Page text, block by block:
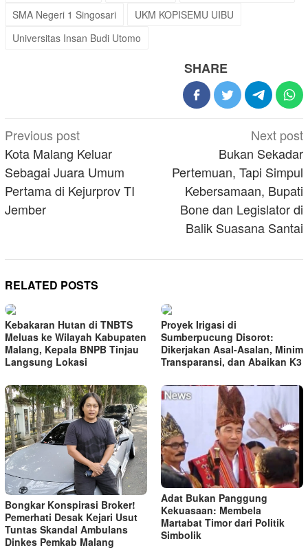
SMA Negeri 1 Singosari
UKM KOPISEMU UIBU
Universitas Insan Budi Utomo
SHARE
Post
navigation
Previous post
Kota Malang Keluar
Sebagai Juara Umum
Pertama di Kejurprov TI
Jember
Next post
Bukan Sekadar
Pertemuan, Tapi Simpul
Kebersamaan, Bupati
Bone dan Legislator di
Balik Suasana Santai
RELATED POSTS
Kebakaran Hutan di TNBTS
Meluas ke Wilayah Kabupaten
Malang, Kepala BNPB Tinjau
Langsung Lokasi
Proyek Irigasi di
Sumberpucung Disorot:
Dikerjakan Asal-Asalan, Minim
Transparansi, dan Abaikan K3
Bongkar Konspirasi Broker!
Pemerhati Desak Kejari Usut
Tuntas Skandal Ambulans
Dinkes Pemkab Malang
Adat Bukan Panggung
Kekuasaan: Membela
Martabat Timor dari Politik
Simbolik